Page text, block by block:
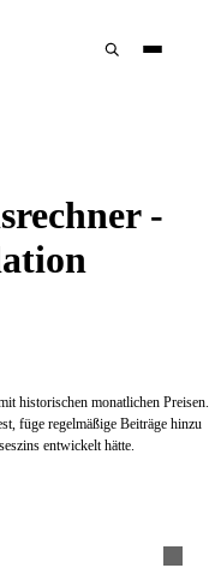
-
historischen monatlichen Preisen.
füge regelmäßige Beiträge hinzu
entwickelt hätte.